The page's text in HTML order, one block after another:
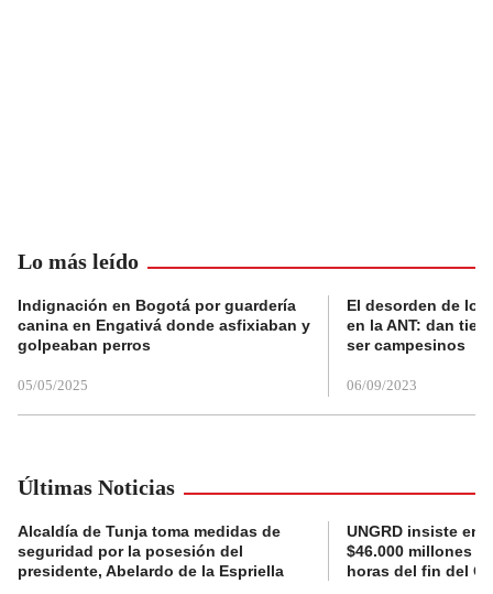
Lo más leído
Indignación en Bogotá por guardería
canina en Engativá donde asfixiaban y
golpeaban perros
05/05/2025
El desorden de
en la ANT: dan
ser campesinos
06/09/2023
Últimas Noticias
Alcaldía de Tunja toma medidas de
seguridad por la posesión del
presidente, Abelardo de la Espriella
UNGRD insiste en
$46.000 millones
horas del fin del